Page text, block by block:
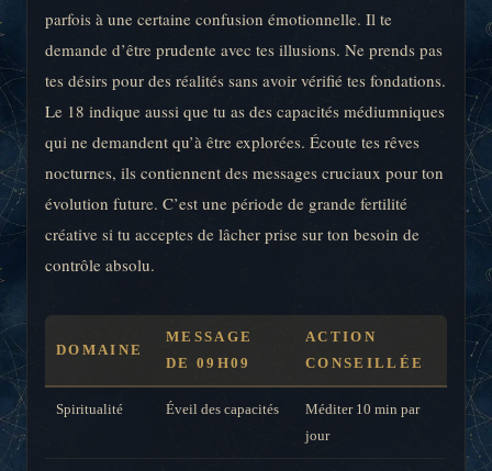
parfois à une certaine confusion émotionnelle. Il te
demande d’être prudente avec tes illusions. Ne prends pas
tes désirs pour des réalités sans avoir vérifié tes fondations.
Le 18 indique aussi que tu as des capacités médiumniques
qui ne demandent qu’à être explorées. Écoute tes rêves
nocturnes, ils contiennent des messages cruciaux pour ton
évolution future. C’est une période de grande fertilité
créative si tu acceptes de lâcher prise sur ton besoin de
contrôle absolu.
DOMAINE
MESSAGE
DE 09H09
ACTION
CONSEILLÉE
Spiritualité Éveil des capacités
Méditer 10 min par
jour